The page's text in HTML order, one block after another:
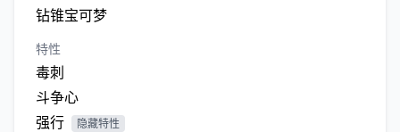
钻锥宝可梦
特性
毒刺
斗争心
强行
隐藏特性